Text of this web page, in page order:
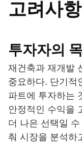
고려사항
투자자의
재건축과 재개발
중요하다. 단기적
파트에 투자하는
안정적인 수익을
더 나은 선택일
춰 시장을 분석하